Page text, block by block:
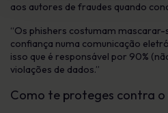
aos autores de fraudes quando
“Os phishers costumam mascarar-
confiança numa comunicação
isso que é responsável por 90%
violações de dados.”
Como te proteges contra o